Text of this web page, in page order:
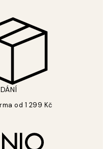
od 1 299 Kč